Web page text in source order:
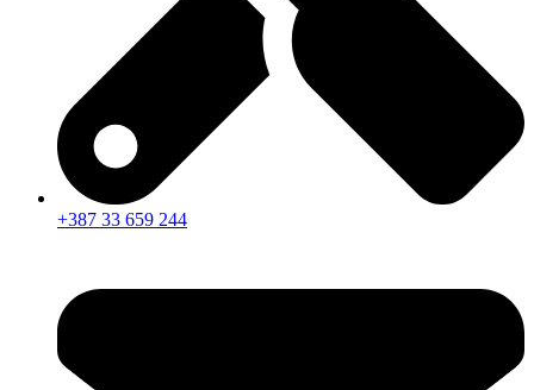
+387 33 659 244